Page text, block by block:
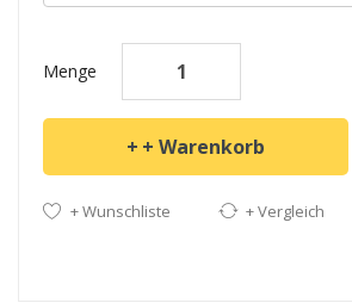
Menge
+ Warenkorb
+ Wunschliste + Vergleich